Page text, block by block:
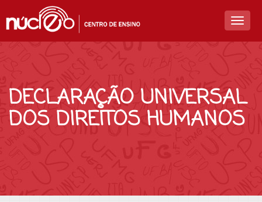
Toggle
DECLARAÇÃO UNIVERSAL
DOS DIREITOS HUMANOS